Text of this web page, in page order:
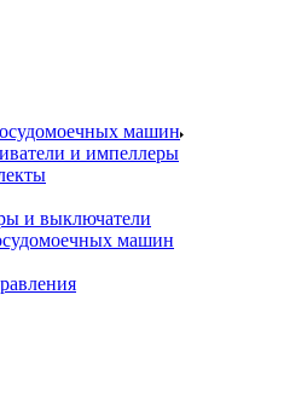
машин
и импеллеры
и выключатели
машин